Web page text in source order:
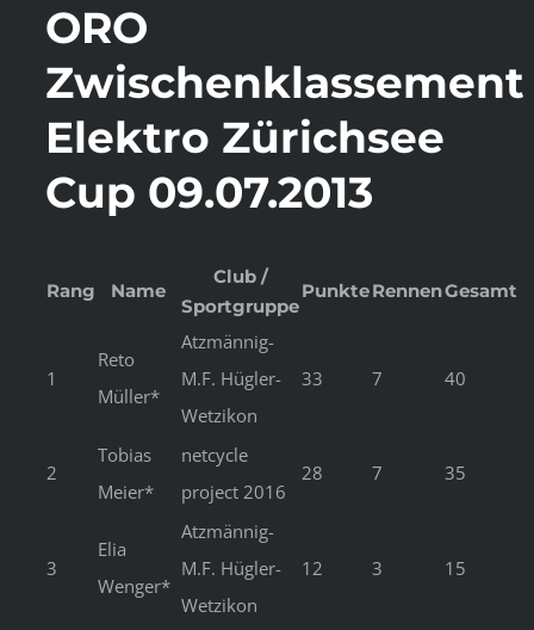
ORO
Zwischenklassement
Elektro Zürichsee
Cup 09.07.2013
Rang Name
Club /
Sportgruppe
PunkteRennenGesamt
1
Reto
Müller*
Atzmännig-
M.F. Hügler-
Wetzikon
33 7 40
2
Tobias
Meier*
netcycle
project 2016
28 7 35
3
Elia
Wenger*
Atzmännig-
M.F. Hügler-
Wetzikon
12 3 15